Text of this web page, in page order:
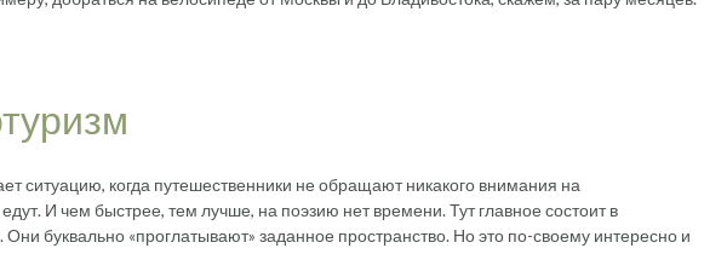
ситуацию, когда путешественники не обращают никакого внимания на
И чем быстрее, тем лучше, на поэзию нет времени. Тут главное состоит в
буквально «проглатывают» заданное пространство. Но это по-своему интересно и